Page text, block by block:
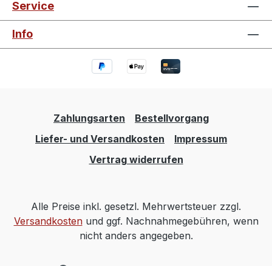
Service
Info
Zahlungsarten
Bestellvorgang
Liefer- und Versandkosten
Impressum
Vertrag widerrufen
Alle Preise inkl. gesetzl. Mehrwertsteuer zzgl.
Versandkostenund ggf. Nachnahmegebühren, wenn
nicht anders angegeben.